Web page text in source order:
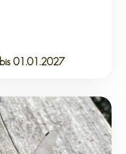
bis 01.01.2027